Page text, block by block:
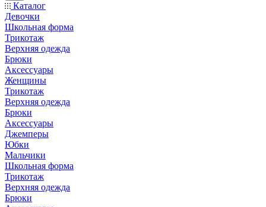
Каталог
Девочки
Школьная форма
Трикотаж
Верхняя одежда
Брюки
Аксессуары
Женщины
Трикотаж
Верхняя одежда
Брюки
Аксессуары
Джемперы
Юбки
Мальчики
Школьная форма
Трикотаж
Верхняя одежда
Брюки